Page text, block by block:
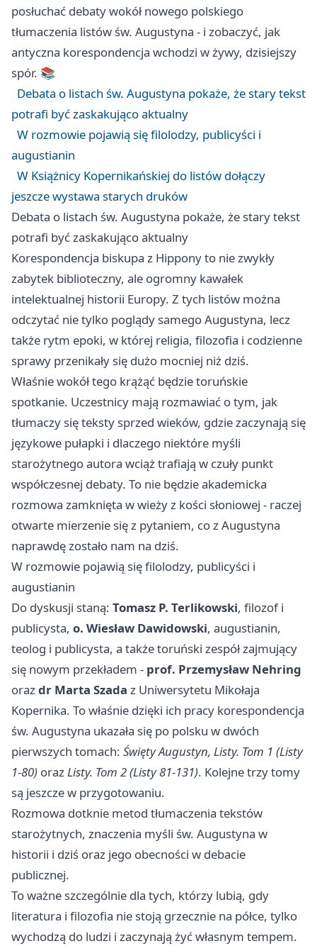
posłuchać debaty wokół nowego polskiego
tłumaczenia listów św. Augustyna - i zobaczyć, jak
antyczna korespondencja wchodzi w żywy, dzisiejszy
spór. 📚
Debata o listach św. Augustyna pokaże, że stary tekst
potrafi być zaskakująco aktualny
W rozmowie pojawią się filolodzy, publicyści i
augustianin
W Książnicy Kopernikańskiej do listów dołączy
jeszcze wystawa starych druków
Debata o listach św. Augustyna pokaże, że stary tekst
potrafi być zaskakująco aktualny
Korespondencja biskupa z Hippony to nie zwykły
zabytek biblioteczny, ale ogromny kawałek
intelektualnej historii Europy. Z tych listów można
odczytać nie tylko poglądy samego Augustyna, lecz
także rytm epoki, w której religia, filozofia i codzienne
sprawy przenikały się dużo mocniej niż dziś.
Właśnie wokół tego krążąć będzie toruńskie
spotkanie. Uczestnicy mają rozmawiać o tym, jak
tłumaczy się teksty sprzed wieków, gdzie zaczynają się
językowe pułapki i dlaczego niektóre myśli
starożytnego autora wciąż trafiają w czuły punkt
współczesnej debaty. To nie będzie akademicka
rozmowa zamknięta w wieży z kości słoniowej - raczej
otwarte mierzenie się z pytaniem, co z Augustyna
naprawdę zostało nam na dziś.
W rozmowie pojawią się filolodzy, publicyści i
augustianin
Do dyskusji staną: Tomasz P. Terlikowski, filozof i
publicysta, o. Wiesław Dawidowski, augustianin,
teolog i publicysta, a także toruński zespół zajmujący
się nowym przekładem - prof. Przemysław Nehring
orazdr Marta Szada z Uniwersytetu Mikołaja
Kopernika. To właśnie dzięki ich pracy korespondencja
św. Augustyna ukazała się po polsku w dwóch
pierwszych tomach: Święty Augustyn, Listy. Tom 1 (Listy
1-80) orazListy. Tom 2 (Listy 81-131). Kolejne trzy tomy
są jeszcze w przygotowaniu.
Rozmowa dotknie metod tłumaczenia tekstów
starożytnych, znaczenia myśli św. Augustyna w
historii i dziś oraz jego obecności w debacie
publicznej.
To ważne szczególnie dla tych, którzy lubią, gdy
literatura i filozofia nie stoją grzecznie na półce, tylko
wychodzą do ludzi i zaczynają żyć własnym tempem.